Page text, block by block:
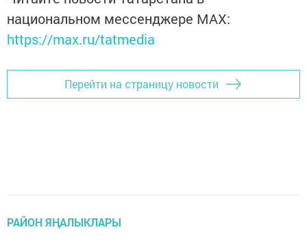
национальном мессенджере MАХ:
https://max.ru/tatmedia
Перейти на страницу новости
РАЙОН ЯҢАЛЫКЛАРЫ